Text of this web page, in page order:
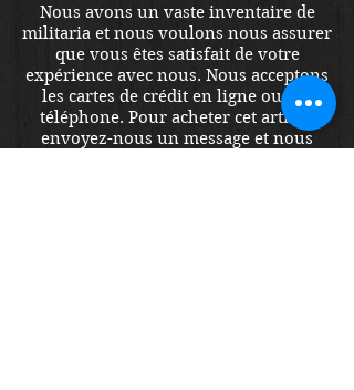
Nous avons un vaste inventaire de
militaria et nous voulons nous assurer
que vous êtes satisfait de votre
expérience avec nous. Nous acceptons
les cartes de crédit en ligne ou par
téléphone. Pour acheter cet article,
envoyez-nous un message et nous